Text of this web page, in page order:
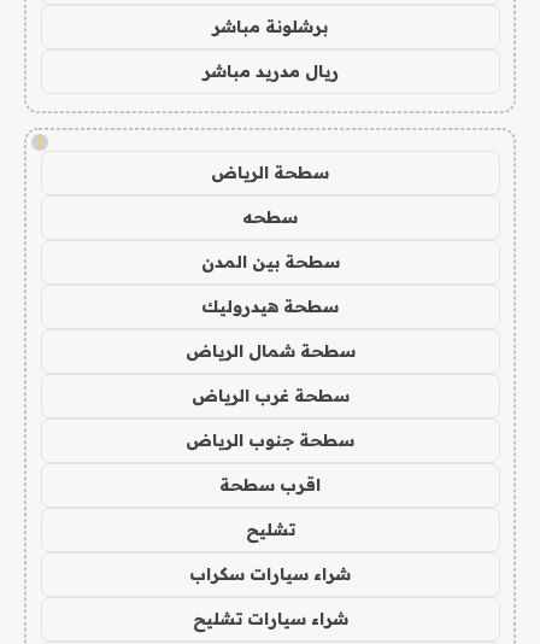
برشلونة مباشر
ريال مدريد مباشر
!
سطحة الرياض
سطحه
سطحة بين المدن
سطحة هيدروليك
سطحة شمال الرياض
سطحة غرب الرياض
سطحة جنوب الرياض
اقرب سطحة
تشليح
شراء سيارات سكراب
شراء سيارات تشليح